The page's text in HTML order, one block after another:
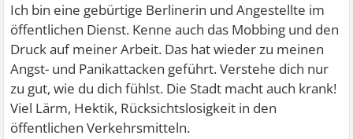
Ich bin eine gebürtige Berlinerin und Angestellte im
öffentlichen Dienst. Kenne auch das Mobbing und den
Druck auf meiner Arbeit. Das hat wieder zu meinen
Angst- und Panikattacken geführt. Verstehe dich nur
zu gut, wie du dich fühlst. Die Stadt macht auch krank!
Viel Lärm, Hektik, Rücksichtslosigkeit in den
öffentlichen Verkehrsmitteln.